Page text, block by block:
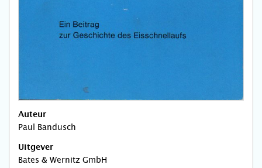
Auteur
Paul Bandusch
Uitgever
Bates & Wernitz GmbH